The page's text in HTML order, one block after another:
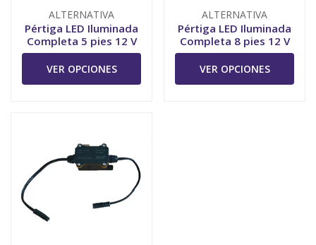
ALTERNATIVA
Pértiga LED Iluminada
Completa 5 pies 12 V
VER OPCIONES
ALTERNATIVA
Pértiga LED Iluminada
Completa 8 pies 12 V
VER OPCIONES